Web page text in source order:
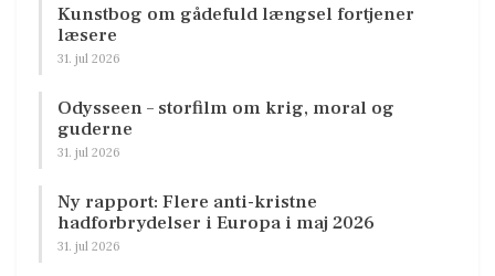
Kunstbog om gådefuld længsel fortjener
læsere
31. jul 2026
Odysseen – storfilm om krig, moral og
guderne
31. jul 2026
Ny rapport: Flere anti-kristne
hadforbrydelser i Europa i maj 2026
31. jul 2026